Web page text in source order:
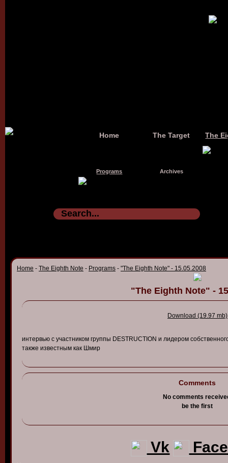
Home The Target The
Programs Archives
Home - The Eighth Note - Programs - "The Eighth Note" - 15.05.2008
"The Eighth Note" -
Download (19.97 mb)
интервью с участником группы DESTRUCTION и лидером собств
также известным как Шмир
Comments
No comments
be the first
Vk